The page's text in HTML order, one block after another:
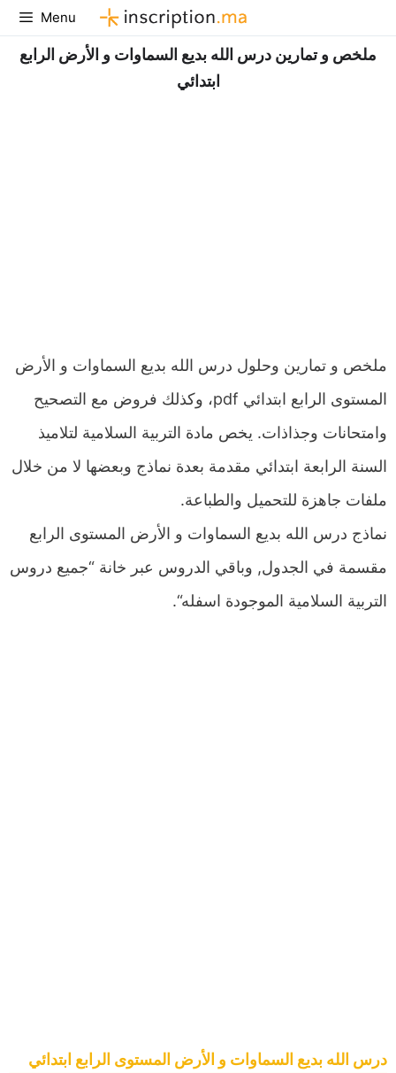
Aller
au
contenu
Menu
ملخص و تمارين درس الله بديع السماوات و الأرض الرابع
ابتدائي
ملخص و تمارين وحلول درس الله بديع السماوات و الأرض
المستوى الرابع ابتدائي pdf، وكذلك فروض مع التصحيح
وامتحانات وجذاذات. يخص مادة التربية السلامية لتلاميذ
السنة الرابعة ابتدائي مقدمة بعدة نماذج وبعضها لا من خلال
ملفات جاهزة للتحميل والطباعة.
نماذج درس الله بديع السماوات و الأرض المستوى الرابع
مقسمة في الجدول, وباقي الدروس عبر خانة “جميع دروس
التربية السلامية الموجودة اسفله“.
درس الله بديع السماوات و الأرض المستوى الرابع ابتدائي